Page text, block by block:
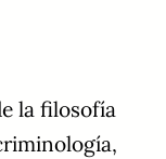
la filosofía